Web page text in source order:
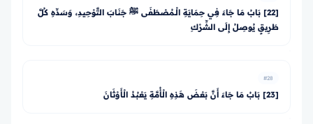
[22] بَابُ مَا جَاءَ فِي حِمَايَةِ الْـمُصْطَفَى ﷺ جَنَابَ التَّوْحِيدِ، وَسَدِّهِ كُلَّ
طَرِيقٍ يُوصِلُ إِلَى الشِّرْكِ
#28
[23] بَابُ مَا جَاءَ أَنَّ بَعْضَ هَذِهِ الْأُمَّةِ يَعْبُدُ الْأَوْثَانَ